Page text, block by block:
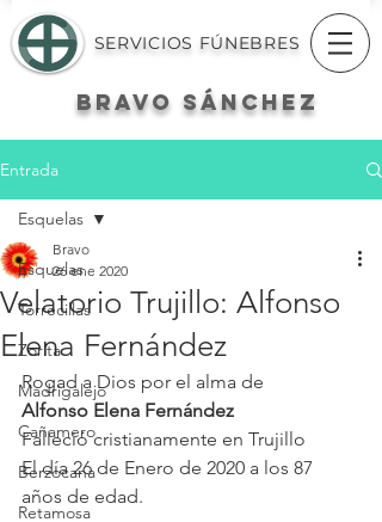
SERVICIOS FÚNEBRES
BRAVO SÁNCHEZ
Entrada
Esquelas
Torrecillas
Zorita
Madrigalejo
Cañamero
Berzocana
Retamosa
Esquelas
Velatorio Trujillo: Alfonso
Elena Fernández
Bravo
26 ene 2020
Rogad a Dios por el alma de
Alfonso Elena Fernández
Falleció cristianamente en Trujillo
El día 26 de Enero de 2020 a los 87
años de edad.